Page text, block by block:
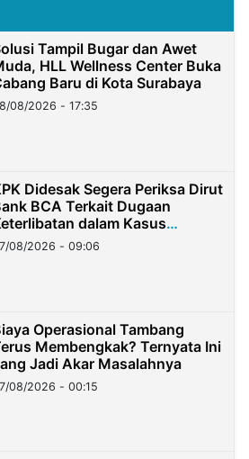
Tampil Bugar dan Awet
HLL Wellness Center Buka
Baru di Kota Surabaya
08/2026 - 17:35
Didesak Segera Periksa Dirut
BCA Terkait Dugaan
dalam Kasus
Dana Nasabah Rp2,58
Miliar
08/2026 - 09:06
Operasional Tambang
Membengkak? Ternyata Ini
Jadi Akar Masalahnya
08/2026 - 00:15